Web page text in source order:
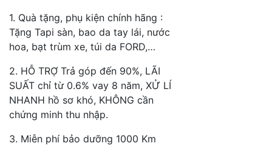
1. Quà tặng, phụ kiện chính hãng :
Tặng Tapi sàn, bao da tay lái, nước
hoa, bạt trùm xe, túi da FORD,…
2. HỖ TRỢ Trả góp đến 90%, LÃI
SUẤT chỉ từ 0.6% vay 8 năm, XỬ LÍ
NHANH hồ sơ khó, KHÔNG cần
chứng minh thu nhập.
3. Miễn phí bảo dưỡng 1000 Km